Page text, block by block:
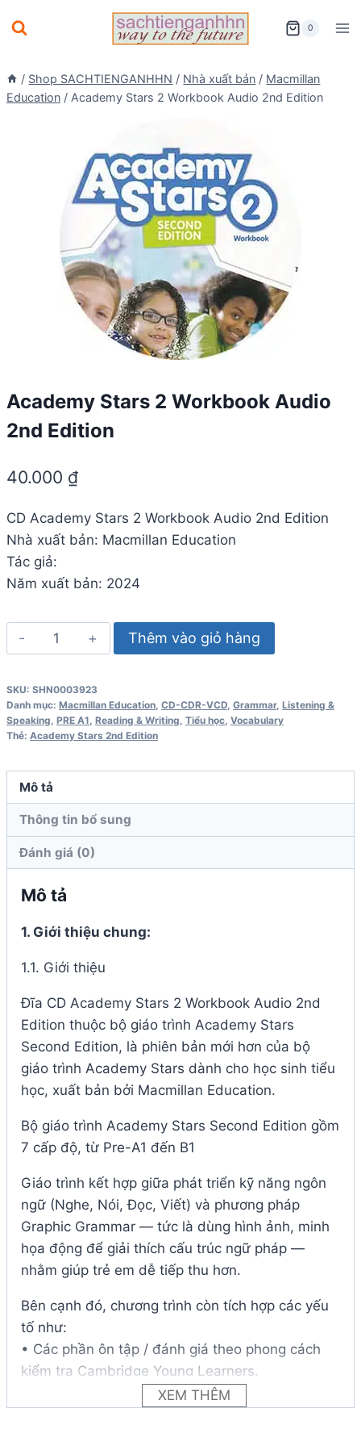
to
0
/ Shop SACHTIENGANHHN / Nhà xuất bản / Macmillan
Education / Academy Stars 2 Workbook Audio 2nd Edition
Academy Stars 2 Workbook Audio
2nd Edition
40.000 ₫
CD Academy Stars 2 Workbook Audio 2nd Edition
Nhà xuất bản: Macmillan Education
Tác giả:
Năm xuất bản: 2024
Academy
Stars
Workbook
Audio
2nd
số
lượng
Thêm vào giỏ hàng
SKU: SHN0003923
Danh mục: Macmillan Education CD-CDR-VCD Grammar, Listening &
Speaking PRE A1 Reading & Writing Tiểu học Vocabulary
Thẻ: Academy Stars 2nd Edition
Mô tả
Thông tin bổ sung
Đánh giá (0)
Mô tả
1. Giới thiệu chung:
1.1. Giới thiệu
Đĩa CD Academy Stars 2 Workbook Audio 2nd
Edition thuộc bộ giáo trình Academy Stars
Second Edition, là phiên bản mới hơn của bộ
giáo trình Academy Stars dành cho học sinh tiểu
học, xuất bản bởi Macmillan Education.
Bộ giáo trình Academy Stars Second Edition gồm
7 cấp độ, từ Pre-A1 đến B1
Giáo trình kết hợp giữa phát triển kỹ năng ngôn
ngữ (Nghe, Nói, Đọc, Viết) và phương pháp
Graphic Grammar — tức là dùng hình ảnh, minh
họa động để giải thích cấu trúc ngữ pháp —
nhằm giúp trẻ em dễ tiếp thu hơn.
Bên cạnh đó, chương trình còn tích hợp các yếu
tố như:
• Các phần ôn tập / đánh giá theo phong cách
kiểm tra Cambridge Young Learners.
• Hoạt động “Think about it!”, phần “Values /
XEM THÊM